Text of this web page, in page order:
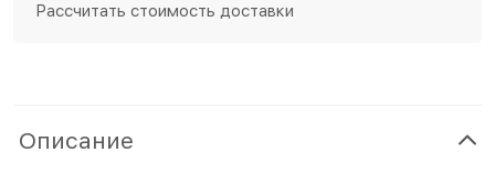
Рассчитать стоимость доставки
Описание